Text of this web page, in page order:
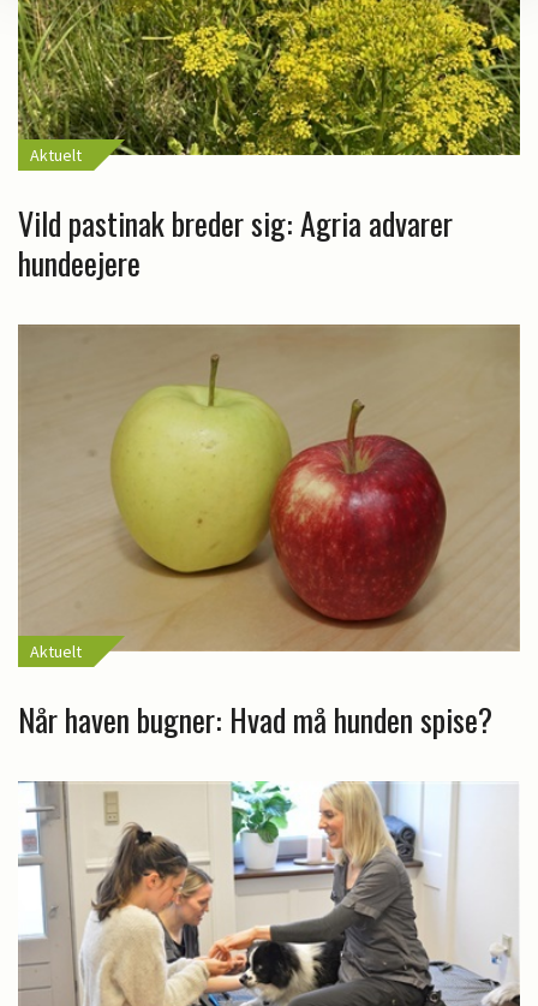
Aktuelt
Vild pastinak breder sig: Agria advarer
hundeejere
Aktuelt
Når haven bugner: Hvad må hunden spise?